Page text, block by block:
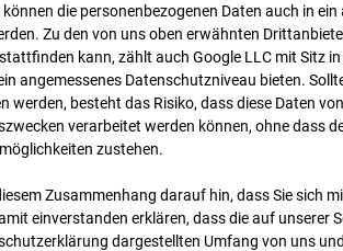
-Cam4
können die personenbezogenen Daten auch in
Zu den von uns oben erwähnten
kann, zählt auch Google LLC mit Sitz in
angemessenes Datenschutzniveau bieten.
werden, besteht das Risiko, dass diese Daten
verarbeitet werden können, ohne dass
zustehen.
Zusammenhang darauf hin, dass Sie sich
ein­ver­standen erklären, dass die auf unserer
dargestellten Umfang von uns